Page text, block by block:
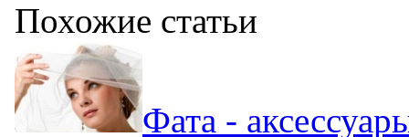
Похожие статьи
Фата -